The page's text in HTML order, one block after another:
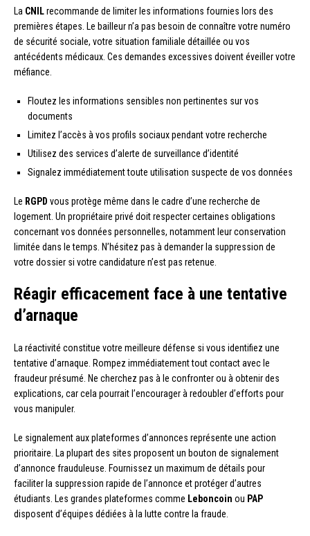
La CNILrecommande de limiter les informations fournies lors des
premières étapes. Le bailleur n’a pas besoin de connaître votre numéro
de sécurité sociale, votre situation familiale détaillée ou vos
antécédents médicaux. Ces demandes excessives doivent éveiller votre
méfiance.
Floutez les informations sensibles non pertinentes sur vos
documents
Limitez l’accès à vos profils sociaux pendant votre recherche
Utilisez des services d’alerte de surveillance d’identité
Signalez immédiatement toute utilisation suspecte de vos données
Le RGPD vous protège même dans le cadre d’une recherche de
logement. Un propriétaire privé doit respecter certaines obligations
concernant vos données personnelles, notamment leur conservation
limitée dans le temps. N’hésitez pas à demander la suppression de
votre dossier si votre candidature n’est pas retenue.
Réagir efficacement face à une tentative
d’arnaque
La réactivité constitue votre meilleure défense si vous identifiez une
tentative d’arnaque. Rompez immédiatement tout contact avec le
fraudeur présumé. Ne cherchez pas à le confronter ou à obtenir des
explications, car cela pourrait l’encourager à redoubler d’efforts pour
vous manipuler.
Le signalement aux plateformes d’annonces représente une action
prioritaire. La plupart des sites proposent un bouton de signalement
d’annonce frauduleuse. Fournissez un maximum de détails pour
faciliter la suppression rapide de l’annonce et protéger d’autres
étudiants. Les grandes plateformes comme Leboncoin ou PAP
disposent d’équipes dédiées à la lutte contre la fraude.